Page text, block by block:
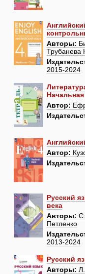
Авторы:
Трубанева
2015-2024
Автор:
Автор:
Русский
века
Авторы:
Петленко
2013-2024
Русский
Авторы: